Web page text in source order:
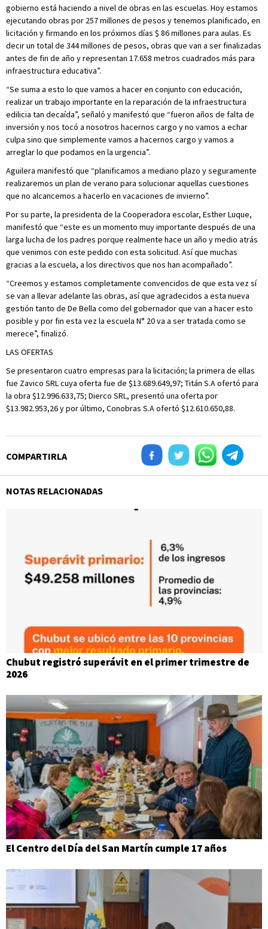
gobierno está haciendo a nivel de obras en las escuelas. Hoy estamos
ejecutando obras por 257 millones de pesos y tenemos planificado, en
licitación y firmando en los próximos días $ 86 millones para aulas. Es
decir un total de 344 millones de pesos, obras que van a ser finalizadas
antes de fin de año y representan 17.658 metros cuadrados más para
infraestructura educativa”.
“Se suma a esto lo que vamos a hacer en conjunto con educación,
realizar un trabajo importante en la reparación de la infraestructura
edilicia tan decaída”, señaló y manifestó que “fueron años de falta de
inversión y nos tocó a nosotros hacernos cargo y no vamos a echar
culpa sino que simplemente vamos a hacernos cargo y vamos a
arreglar lo que podamos en la urgencia”.
Aguilera manifestó que “planificamos a mediano plazo y seguramente
realizaremos un plan de verano para solucionar aquellas cuestiones
que no alcancemos a hacerlo en vacaciones de invierno”.
Por su parte, la presidenta de la Cooperadora escolar, Esther Luque,
manifestó que “este es un momento muy importante después de una
larga lucha de los padres porque realmente hace un año y medio atrás
que venimos con este pedido con esta solicitud. Así que muchas
gracias a la escuela, a los directivos que nos han acompañado”.
“Creemos y estamos completamente convencidos de que esta vez sí
se van a llevar adelante las obras, así que agradecidos a esta nueva
gestión tanto de De Bella como del gobernador que van a hacer esto
posible y por fin esta vez la escuela N° 20 va a ser tratada como se
merece”, finalizó.
LAS OFERTAS
Se presentaron cuatro empresas para la licitación; la primera de ellas
fue Zavico SRL cuya oferta fue de $13.689.649,97; Titán S.A ofertó para
la obra $12.996.633,75; Dierco SRL, presentó una oferta por
$13.982.953,26 y por último, Conobras S.A ofertó $12.610.650,88.
COMPARTIRLA
NOTAS RELACIONADAS
Chubut registró superávit en el primer trimestre de
2026
El Centro del Día del San Martín cumple 17 años